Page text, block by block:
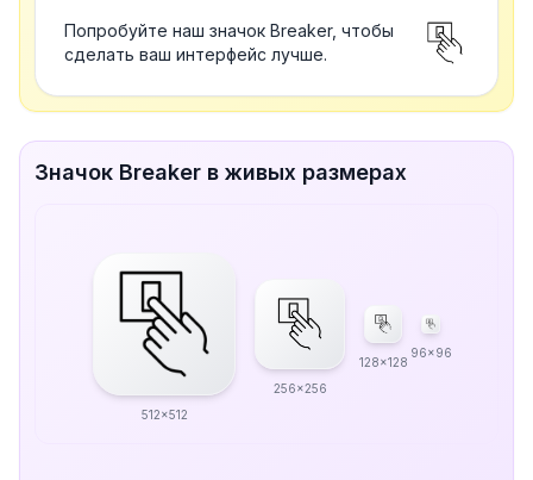
Попробуйте наш значок Breaker, чтобы
сделать ваш интерфейс лучше.
Значок Breaker в живых размерах
512x512
256x256
128x128
96x96